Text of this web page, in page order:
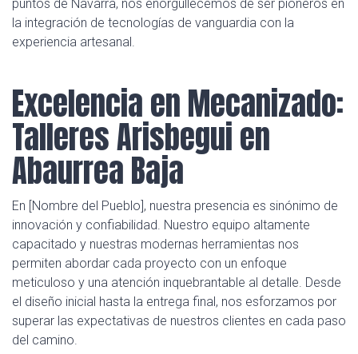
puntos de Navarra, nos enorgullecemos de ser pioneros en
la integración de tecnologías de vanguardia con la
experiencia artesanal.
Excelencia en Mecanizado:
Talleres Arisbegui en
Abaurrea Baja
En [Nombre del Pueblo], nuestra presencia es sinónimo de
innovación y confiabilidad. Nuestro equipo altamente
capacitado y nuestras modernas herramientas nos
permiten abordar cada proyecto con un enfoque
meticuloso y una atención inquebrantable al detalle. Desde
el diseño inicial hasta la entrega final, nos esforzamos por
superar las expectativas de nuestros clientes en cada paso
del camino.